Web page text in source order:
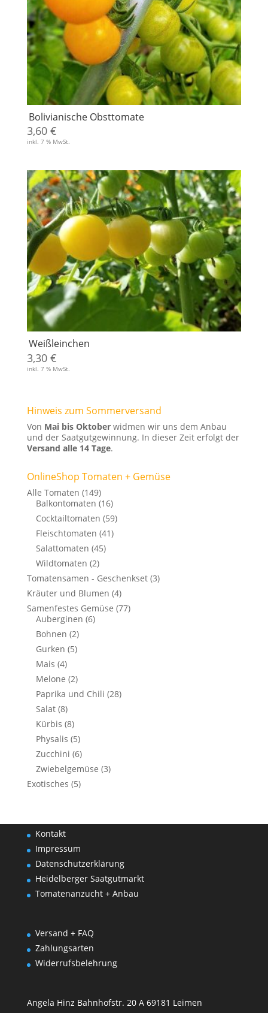
Bolivianische Obsttomate
3,60 €
inkl. 7 % MwSt.
Weißleinchen
3,30 €
inkl. 7 % MwSt.
Hinweis zum Sommerversand
Von Mai bis Oktoberwidmen wir uns dem Anbau
und der Saatgutgewinnung. In dieser Zeit erfolgt der
Versand alle 14 Tage.
OnlineShop Tomaten + Gemüse
Alle Tomaten (149)
Balkontomaten (16)
Cocktailtomaten (59)
Fleischtomaten (41)
Salattomaten (45)
Wildtomaten (2)
Tomatensamen - Geschenkset (3)
Kräuter und Blumen (4)
Samenfestes Gemüse (77)
Auberginen (6)
Bohnen (2)
Gurken (5)
Mais (4)
Melone (2)
Paprika und Chili (28)
Salat (8)
Kürbis (8)
Physalis (5)
Zucchini (6)
Zwiebelgemüse (3)
Exotisches (5)
Kontakt
Impressum
Datenschutzerklärung
Heidelberger Saatgutmarkt
Tomatenanzucht + Anbau
Versand + FAQ
Zahlungsarten
Widerrufsbelehrung
Angela Hinz Bahnhofstr. 20 A 69181 Leimen